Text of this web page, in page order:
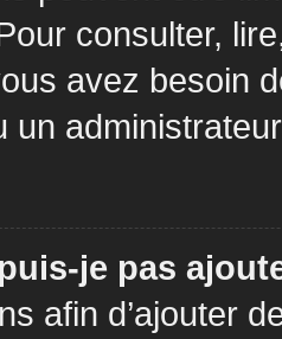
consulter,
avez besoin
un
je pas
afin d’ajouter